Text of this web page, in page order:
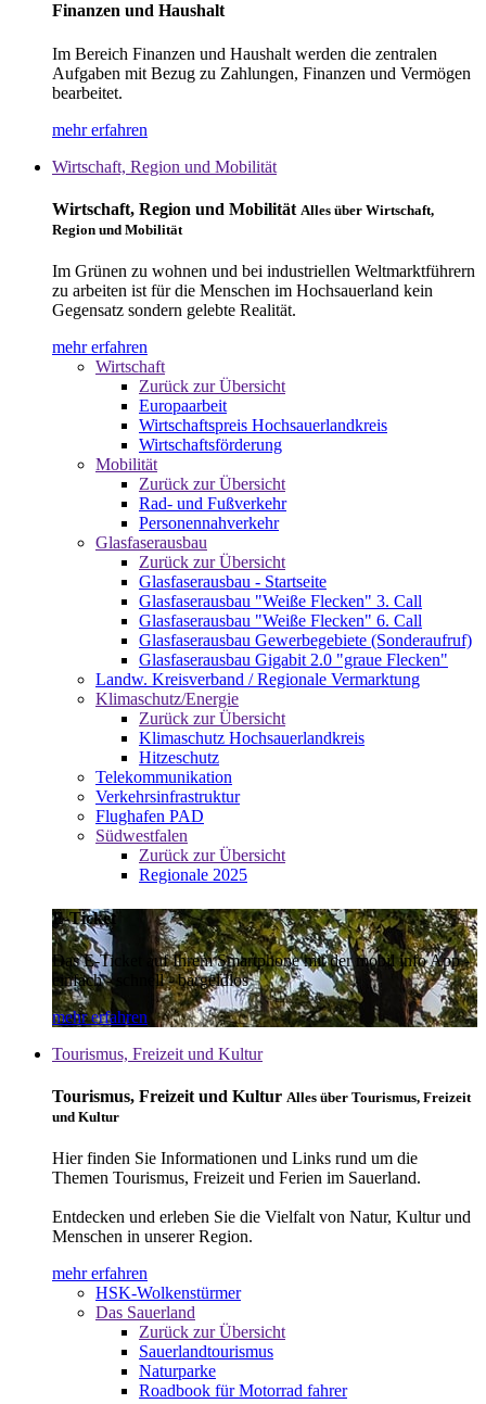
Finanzen und Haushalt
Im Bereich Finanzen und Haushalt werden die zentralen
Aufgaben mit Bezug zu Zahlungen, Finanzen und Vermögen
bearbeitet.
mehr erfahren
Wirtschaft, Region und Mobilität
Wirtschaft, Region und Mobilität Alles über Wirtschaft,
Region und Mobilität
Im Grünen zu wohnen und bei industriellen Weltmarktführern
zu arbeiten ist für die Menschen im Hochsauerland kein
Gegensatz sondern gelebte Realität.
mehr erfahren
Wirtschaft
Zurück zur Übersicht
Europaarbeit
Wirtschaftspreis Hochsauerlandkreis
Wirtschaftsförderung
Mobilität
Zurück zur Übersicht
Rad- und Fußverkehr
Personennahverkehr
Glasfaserausbau
Zurück zur Übersicht
Glasfaserausbau - Startseite
Glasfaserausbau "Weiße Flecken" 3. Call
Glasfaserausbau "Weiße Flecken" 6. Call
Glasfaserausbau Gewerbegebiete (Sonderaufruf)
Glasfaserausbau Gigabit 2.0 "graue Flecken"
Landw. Kreisverband / Regionale Vermarktung
Klimaschutz/Energie
Zurück zur Übersicht
Klimaschutz Hochsauerlandkreis
Hitzeschutz
Telekommunikation
Verkehrsinfrastruktur
Flughafen PAD
Südwestfalen
Zurück zur Übersicht
Regionale 2025
E-Ticket
Das E-Ticket auf Ihrem Smartphone mit der mobil info App -
einfach - schnell - bargeldlos
mehr erfahren
Tourismus, Freizeit und Kultur
Tourismus, Freizeit und Kultur Alles über Tourismus, Freizeit
und Kultur
Hier finden Sie Informationen und Links rund um die
Themen Tourismus, Freizeit und Ferien im Sauerland.
Entdecken und erleben Sie die Vielfalt von Natur, Kultur und
Menschen in unserer Region.
mehr erfahren
HSK-Wolkenstürmer
Das Sauerland
Zurück zur Übersicht
Sauerlandtourismus
Naturparke
Roadbook für Motorrad fahrer